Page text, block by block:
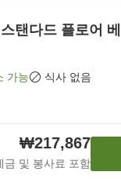
탠다드 플로어
가능 식사 없음
₩217,867
금 및 봉사료 포함